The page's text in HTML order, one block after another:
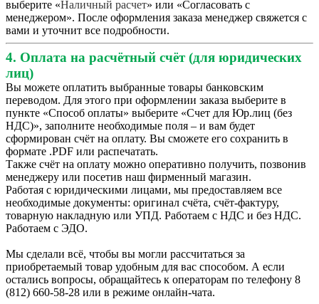
выберите «Наличный расчет» или «Согласовать с
менеджером». После оформления заказа менеджер свяжется с
вами и уточнит все подробности.
4. Оплата на расчётный счёт (для юридических
лиц)
Вы можете оплатить выбранные товары банковским
переводом. Для этого при оформлении заказа выберите в
пункте «Способ оплаты» выберите «Счет для Юр.лиц (без
НДС)», заполните необходимые поля – и вам будет
сформирован счёт на оплату. Вы сможете его сохранить в
формате .PDF или распечатать.
Также счёт на оплату можно оперативно получить, позвонив
менеджеру или посетив наш фирменный магазин.
Работая с юридическими лицами, мы предоставляем все
необходимые документы: оригинал счёта, счёт-фактуру,
товарную накладную или УПД. Работаем с НДС и без НДС.
Работаем с ЭДО.
Мы сделали всё, чтобы вы могли рассчитаться за
приобретаемый товар удобным для вас способом. А если
остались вопросы, обращайтесь к операторам по телефону 8
(812) 660-58-28 или в режиме онлайн-чата.